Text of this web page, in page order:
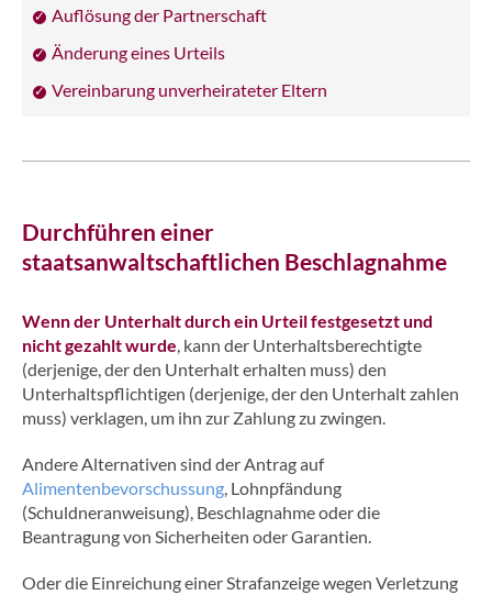
Auflösung der Partnerschaft
Änderung eines Urteils
Vereinbarung unverheirateter Eltern
Durchführen einer
staatsanwaltschaftlichen Beschlagnahme
Wenn der Unterhalt durch ein Urteil festgesetzt und
nicht gezahlt wurde, kann der Unterhaltsberechtigte
(derjenige, der den Unterhalt erhalten muss) den
Unterhaltspflichtigen (derjenige, der den Unterhalt zahlen
muss) verklagen, um ihn zur Zahlung zu zwingen.
Andere Alternativen sind der Antrag auf
Alimentenbevorschussung, Lohnpfändung
(Schuldneranweisung), Beschlagnahme oder die
Beantragung von Sicherheiten oder Garantien.
Oder die Einreichung einer Strafanzeige wegen Verletzung